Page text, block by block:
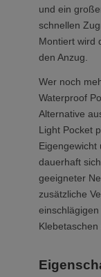
und ein
schnellen
Montiert wird
den Anzug.
Wer noch
Waterproof
Alternative
Light Pocket
Eigengewicht
dauerhaft
geeigneter
zusätzliche
Klebetaschen